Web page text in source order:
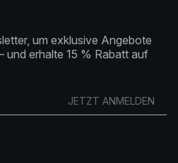
um exklusive Angebote
und erhalte 15 % Rabatt auf
JETZT ANMELDEN